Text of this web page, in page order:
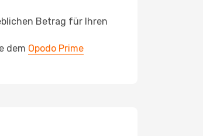
Betrag für Ihren
dem Opodo Prime